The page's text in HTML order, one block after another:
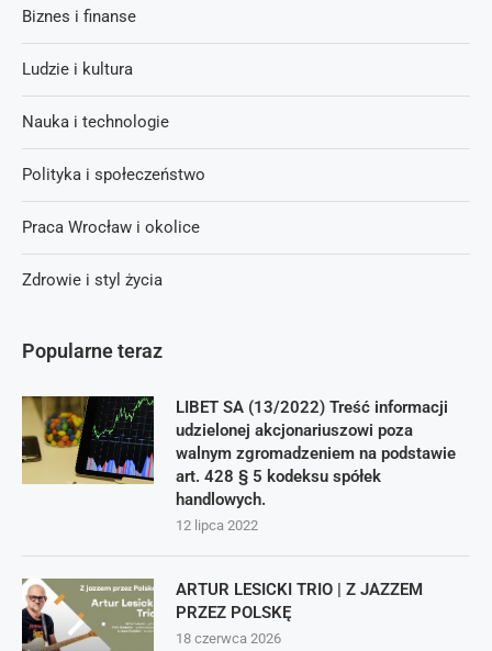
Popularne teraz
LIBET SA (13/2022) Treść informacji
udzielonej akcjonariuszowi poza
walnym zgromadzeniem na podstawie
art. 428 § 5 kodeksu spółek
handlowych.
12 lipca 2022
ARTUR LESICKI TRIO | Z JAZZEM
PRZEZ POLSKĘ
18 czerwca 2026
Biznes i finanse
Ludzie i kultura
Nauka i technologie
Polityka i społeczeństwo
Praca Wrocław i okolice
Zdrowie i styl życia